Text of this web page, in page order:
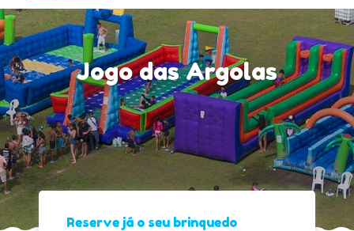
Jogo das Argolas
Reserve já o seu brinquedo